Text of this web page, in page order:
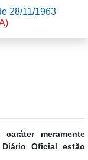
meramente
Oficial estão
28/11/1963